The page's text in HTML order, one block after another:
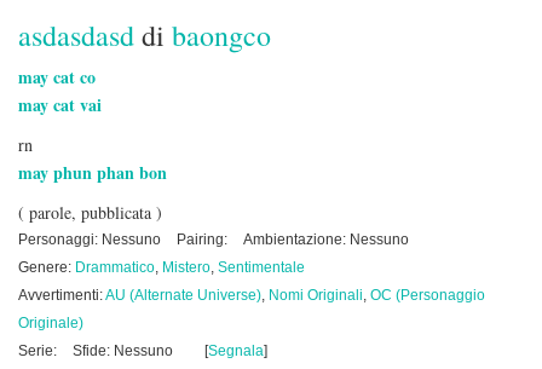
asdasdasddi baongco
may cat co
may cat vai
rn
may phun phan bon
( parole, pubblicata )
Personaggi: Nessuno Pairing:
Ambientazione: Nessuno
Genere: Drammatico, Mistero, Sentimentale
Avvertimenti:AU (Alternate Universe), Nomi Originali, OC (Personaggio
Originale)
Serie:
Sfide: Nessuno [Segnala]